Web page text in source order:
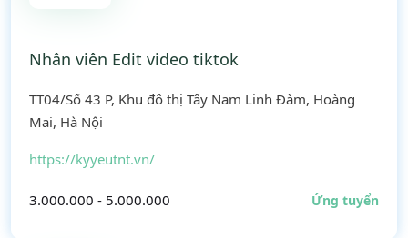
Nhân viên Edit video tiktok
TT04/Số 43 P, Khu đô thị Tây Nam Linh Đàm, Hoàng
Mai, Hà Nội
https://kyyeutnt.vn/
3.000.000 - 5.000.000 Ứng tuyển